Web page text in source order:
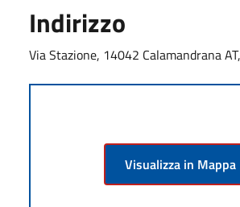
Indirizzo
Via Stazione, 14042 Calamandrana
Visualizza in Mappa